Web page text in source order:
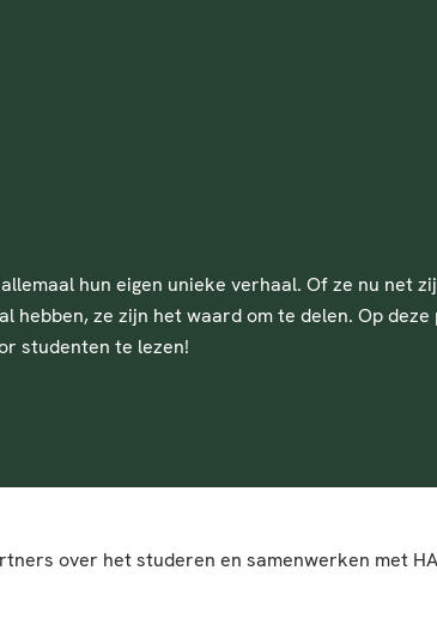
hun eigen unieke verhaal. Of ze nu net
ze zijn het waard om te delen. Op
studenten te lezen!
over het studeren en samenwerken met